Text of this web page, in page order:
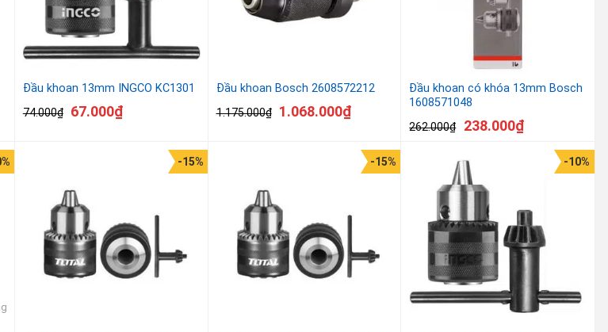
Đầu khoan 13mm INGCO KC1301
74.000₫ 67.000₫
Đầu khoan Bosch 2608572212
1.175.000₫ 1.068.000₫
Đầu khoan có khóa 13mm Bosch
1608571048
262.000₫ 238.000₫
-15% -15% -10%